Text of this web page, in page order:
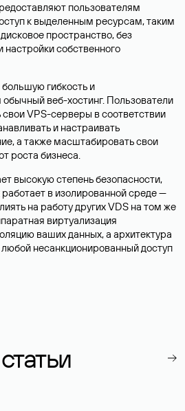
пользователям
к выделенным ресурсам, таким
пространство, без
настройки собственного
гибкость и
веб-хостинг. Пользователи
свои VPS-серверы в соответствии
и настраивать
а также масштабировать свои
роста бизнеса.
высокую степень безопасности,
в изолированной среде —
на работу других VDS на том же
виртуализация
ваших данных, а архитектура
несанкционированный доступ